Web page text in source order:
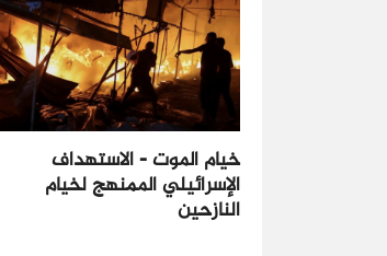
خيام الموت - الاستهداف
الإسرائيلي الممنهج لخيام
النازحين